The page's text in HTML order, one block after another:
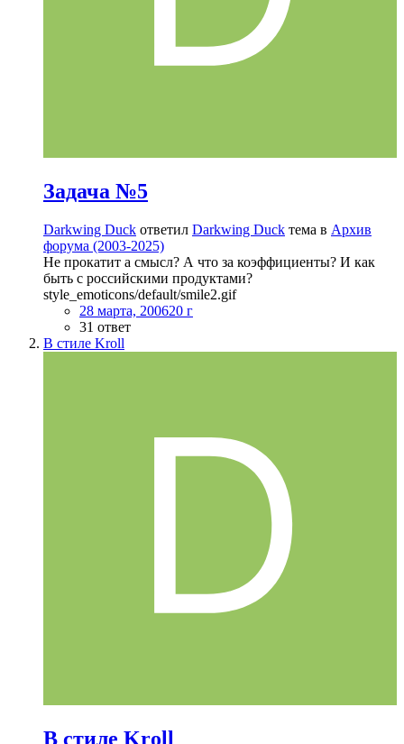
Задача №5
Darkwing Duck ответил Darkwing Duck тема в Архив
форума (2003-2025)
Не прокатит а смысл? А что за коэффициенты? И как
быть с российскими продуктами?
style_emoticons/default/smile2.gif
28 марта, 200620 г
31 ответ
В стиле Kroll
В стиле Kroll